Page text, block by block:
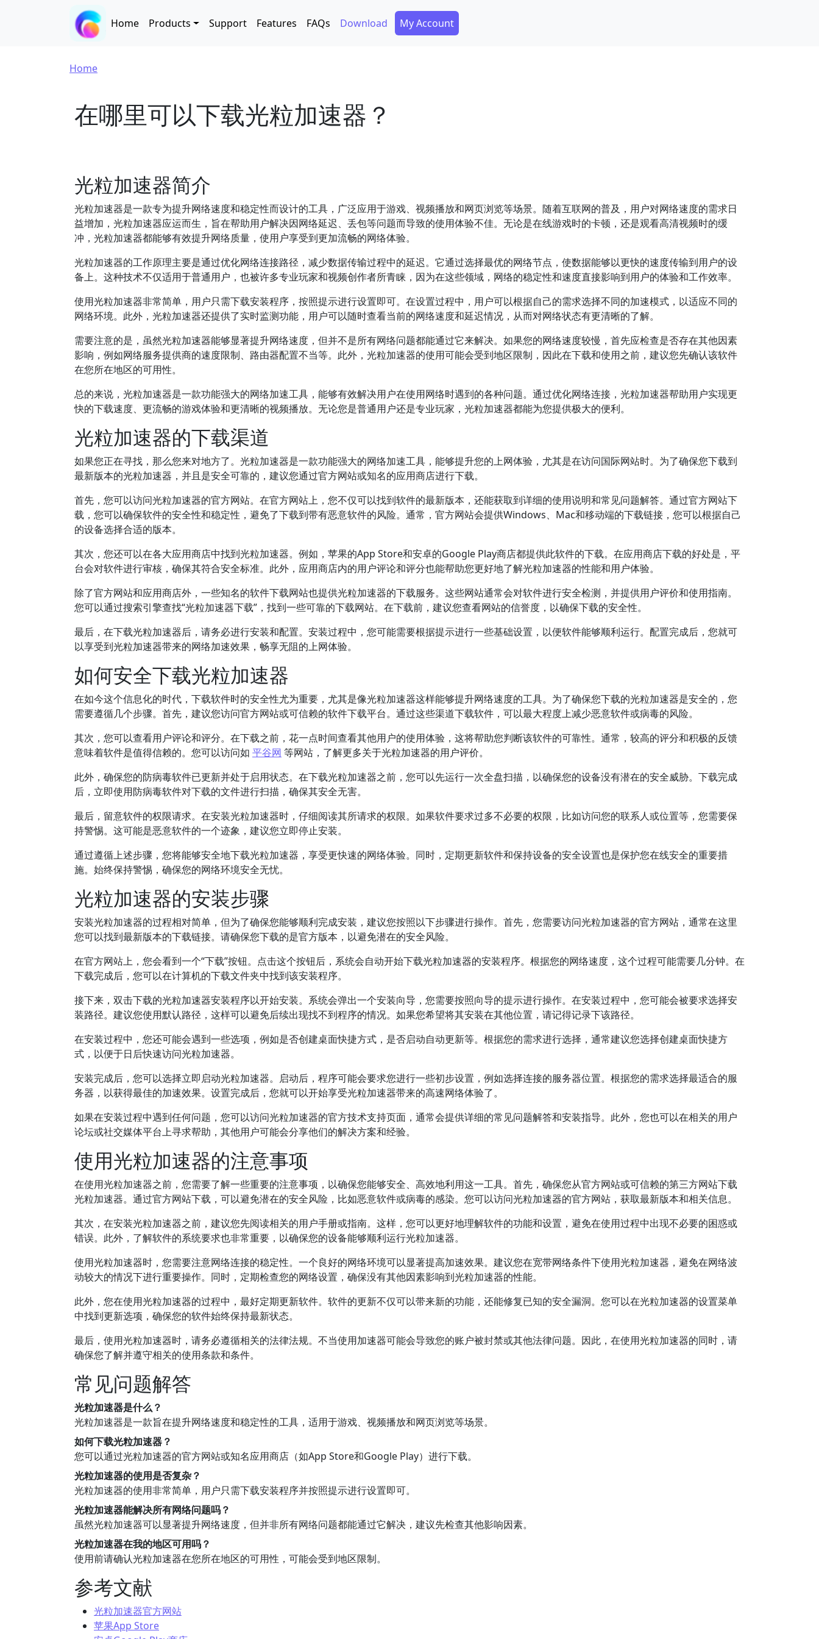
Skip to main content
Main navigation
Home Products Support Features FAQs Download Secondary Menu
My Account
Breadcrumb
Home
在哪里可以下载光粒加速器？
光粒加速器简介
光粒加速器是一款专为提升网络速度和稳定性而设计的工具，广泛应用于游戏、视频播放和网页浏览等场景。随着互联网的普及，用户对网络速度的需求日
益增加，光粒加速器应运而生，旨在帮助用户解决因网络延迟、丢包等问题而导致的使用体验不佳。无论是在线游戏时的卡顿，还是观看高清视频时的缓
冲，光粒加速器都能够有效提升网络质量，使用户享受到更加流畅的网络体验。
光粒加速器的工作原理主要是通过优化网络连接路径，减少数据传输过程中的延迟。它通过选择最优的网络节点，使数据能够以更快的速度传输到用户的设
备上。这种技术不仅适用于普通用户，也被许多专业玩家和视频创作者所青睐，因为在这些领域，网络的稳定性和速度直接影响到用户的体验和工作效率。
使用光粒加速器非常简单，用户只需下载安装程序，按照提示进行设置即可。在设置过程中，用户可以根据自己的需求选择不同的加速模式，以适应不同的
网络环境。此外，光粒加速器还提供了实时监测功能，用户可以随时查看当前的网络速度和延迟情况，从而对网络状态有更清晰的了解。
需要注意的是，虽然光粒加速器能够显著提升网络速度，但并不是所有网络问题都能通过它来解决。如果您的网络速度较慢，首先应检查是否存在其他因素
影响，例如网络服务提供商的速度限制、路由器配置不当等。此外，光粒加速器的使用可能会受到地区限制，因此在下载和使用之前，建议您先确认该软件
在您所在地区的可用性。
总的来说，光粒加速器是一款功能强大的网络加速工具，能够有效解决用户在使用网络时遇到的各种问题。通过优化网络连接，光粒加速器帮助用户实现更
快的下载速度、更流畅的游戏体验和更清晰的视频播放。无论您是普通用户还是专业玩家，光粒加速器都能为您提供极大的便利。
光粒加速器的下载渠道
如果您正在寻找，那么您来对地方了。光粒加速器是一款功能强大的网络加速工具，能够提升您的上网体验，尤其是在访问国际网站时。为了确保您下载到
最新版本的光粒加速器，并且是安全可靠的，建议您通过官方网站或知名的应用商店进行下载。
首先，您可以访问光粒加速器的官方网站。在官方网站上，您不仅可以找到软件的最新版本，还能获取到详细的使用说明和常见问题解答。通过官方网站下
载，您可以确保软件的安全性和稳定性，避免了下载到带有恶意软件的风险。通常，官方网站会提供Windows、Mac和移动端的下载链接，您可以根据自己
的设备选择合适的版本。
其次，您还可以在各大应用商店中找到光粒加速器。例如，苹果的App Store和安卓的Google Play商店都提供此软件的下载。在应用商店下载的好处是，平
台会对软件进行审核，确保其符合安全标准。此外，应用商店内的用户评论和评分也能帮助您更好地了解光粒加速器的性能和用户体验。
除了官方网站和应用商店外，一些知名的软件下载网站也提供光粒加速器的下载服务。这些网站通常会对软件进行安全检测，并提供用户评价和使用指南。
您可以通过搜索引擎查找“光粒加速器下载”，找到一些可靠的下载网站。在下载前，建议您查看网站的信誉度，以确保下载的安全性。
最后，在下载光粒加速器后，请务必进行安装和配置。安装过程中，您可能需要根据提示进行一些基础设置，以便软件能够顺利运行。配置完成后，您就可
以享受到光粒加速器带来的网络加速效果，畅享无阻的上网体验。
如何安全下载光粒加速器
在如今这个信息化的时代，下载软件时的安全性尤为重要，尤其是像光粒加速器这样能够提升网络速度的工具。为了确保您下载的光粒加速器是安全的，您
需要遵循几个步骤。首先，建议您访问官方网站或可信赖的软件下载平台。通过这些渠道下载软件，可以最大程度上减少恶意软件或病毒的风险。
其次，您可以查看用户评论和评分。在下载之前，花一点时间查看其他用户的使用体验，这将帮助您判断该软件的可靠性。通常，较高的评分和积极的反馈
意味着软件是值得信赖的。您可以访问如 平谷网 等网站，了解更多关于光粒加速器的用户评价。
此外，确保您的防病毒软件已更新并处于启用状态。在下载光粒加速器之前，您可以先运行一次全盘扫描，以确保您的设备没有潜在的安全威胁。下载完成
后，立即使用防病毒软件对下载的文件进行扫描，确保其安全无害。
最后，留意软件的权限请求。在安装光粒加速器时，仔细阅读其所请求的权限。如果软件要求过多不必要的权限，比如访问您的联系人或位置等，您需要保
持警惕。这可能是恶意软件的一个迹象，建议您立即停止安装。
通过遵循上述步骤，您将能够安全地下载光粒加速器，享受更快速的网络体验。同时，定期更新软件和保持设备的安全设置也是保护您在线安全的重要措
施。始终保持警惕，确保您的网络环境安全无忧。
光粒加速器的安装步骤
安装光粒加速器的过程相对简单，但为了确保您能够顺利完成安装，建议您按照以下步骤进行操作。首先，您需要访问光粒加速器的官方网站，通常在这里
您可以找到最新版本的下载链接。请确保您下载的是官方版本，以避免潜在的安全风险。
在官方网站上，您会看到一个“下载”按钮。点击这个按钮后，系统会自动开始下载光粒加速器的安装程序。根据您的网络速度，这个过程可能需要几分钟。在
下载完成后，您可以在计算机的下载文件夹中找到该安装程序。
接下来，双击下载的光粒加速器安装程序以开始安装。系统会弹出一个安装向导，您需要按照向导的提示进行操作。在安装过程中，您可能会被要求选择安
装路径。建议您使用默认路径，这样可以避免后续出现找不到程序的情况。如果您希望将其安装在其他位置，请记得记录下该路径。
在安装过程中，您还可能会遇到一些选项，例如是否创建桌面快捷方式，是否启动自动更新等。根据您的需求进行选择，通常建议您选择创建桌面快捷方
式，以便于日后快速访问光粒加速器。
安装完成后，您可以选择立即启动光粒加速器。启动后，程序可能会要求您进行一些初步设置，例如选择连接的服务器位置。根据您的需求选择最适合的服
务器，以获得最佳的加速效果。设置完成后，您就可以开始享受光粒加速器带来的高速网络体验了。
如果在安装过程中遇到任何问题，您可以访问光粒加速器的官方技术支持页面，通常会提供详细的常见问题解答和安装指导。此外，您也可以在相关的用户
论坛或社交媒体平台上寻求帮助，其他用户可能会分享他们的解决方案和经验。
使用光粒加速器的注意事项
在使用光粒加速器之前，您需要了解一些重要的注意事项，以确保您能够安全、高效地利用这一工具。首先，确保您从官方网站或可信赖的第三方网站下载
光粒加速器。通过官方网站下载，可以避免潜在的安全风险，比如恶意软件或病毒的感染。您可以访问光粒加速器的官方网站，获取最新版本和相关信息。
其次，在安装光粒加速器之前，建议您先阅读相关的用户手册或指南。这样，您可以更好地理解软件的功能和设置，避免在使用过程中出现不必要的困惑或
错误。此外，了解软件的系统要求也非常重要，以确保您的设备能够顺利运行光粒加速器。
使用光粒加速器时，您需要注意网络连接的稳定性。一个良好的网络环境可以显著提高加速效果。建议您在宽带网络条件下使用光粒加速器，避免在网络波
动较大的情况下进行重要操作。同时，定期检查您的网络设置，确保没有其他因素影响到光粒加速器的性能。
此外，您在使用光粒加速器的过程中，最好定期更新软件。软件的更新不仅可以带来新的功能，还能修复已知的安全漏洞。您可以在光粒加速器的设置菜单
中找到更新选项，确保您的软件始终保持最新状态。
最后，使用光粒加速器时，请务必遵循相关的法律法规。不当使用加速器可能会导致您的账户被封禁或其他法律问题。因此，在使用光粒加速器的同时，请
确保您了解并遵守相关的使用条款和条件。
常见问题解答
光粒加速器是什么？
光粒加速器是一款旨在提升网络速度和稳定性的工具，适用于游戏、视频播放和网页浏览等场景。
如何下载光粒加速器？
您可以通过光粒加速器的官方网站或知名应用商店（如App Store和Google Play）进行下载。
光粒加速器的使用是否复杂？
光粒加速器的使用非常简单，用户只需下载安装程序并按照提示进行设置即可。
光粒加速器能解决所有网络问题吗？
虽然光粒加速器可以显著提升网络速度，但并非所有网络问题都能通过它解决，建议先检查其他影响因素。
光粒加速器在我的地区可用吗？
使用前请确认光粒加速器在您所在地区的可用性，可能会受到地区限制。
参考文献
光粒加速器官方网站
苹果App Store